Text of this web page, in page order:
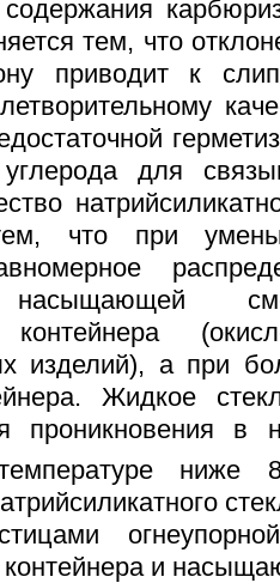
тем, что
приводит к
для
что при
насыщающей
контейнера
изделий), а при
Жидкое
проникновения
ниже
контейнера и